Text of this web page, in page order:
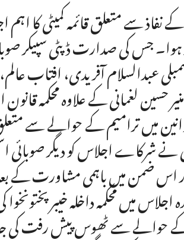
نفاذ سے متعلق قائمہ کمیٹی کا
جس کی صدارت ڈپٹی سپیکر
عبدالسلام آفریدی، افتاب
حسین لغمانی کے علاوہ محکمہ
میں ترامیم کے حوالے سے
نے شرکاے اجلاس کو دیگر صوبائی
اس ضمن میں باہمی مشاورت کے
میں محکمہ داخلہ خیبر پختونخوا
حوالے سے ٹھوس پیش رفت کی